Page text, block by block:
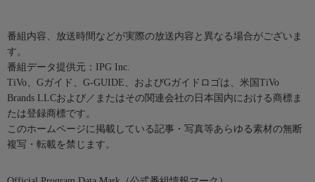
番組内容、放送時間などが実際の放送内容と異なる場合がございま
す。
番組データ提供元：IPG Inc.
TiVo、Gガイド、G-GUIDE、およびGガイドロゴは、米国TiVo
Brands LLCおよび／またはその関連会社の日本国内における商標ま
たは登録商標です。
このホームページに掲載している記事・写真等あらゆる素材の無断
複写・転載を禁じます。